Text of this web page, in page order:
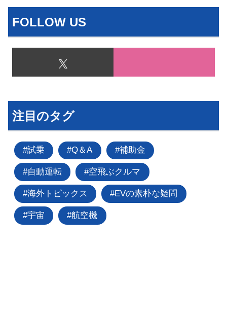
FOLLOW US
注目のタグ
試乗 Q＆A 補助金
自動運転 空飛ぶクルマ
海外トピックス EVの素朴な疑問
宇宙 航空機